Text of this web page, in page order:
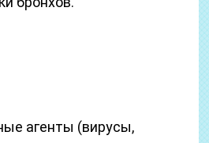
агенты (вирусы,